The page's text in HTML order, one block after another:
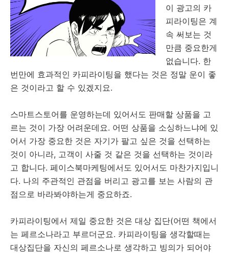
이 광고의 카
피라이팅은 계
속 써보는 것
만큼 중요한게
없습니다. 한
번만에 효과적인 카피라이팅을 했다는 것은 정말 운이 좋
은 것이라고 할 수 있겠지요.
스마트스토어를 운영하는데 있어서도 판매할 상품을 고
르는 것이 가장 어려운데요. 어떤 상품을 소싱하느냐에 있
어서 가장 중요한 것은 자기가 팔고 싶은 것을 선택하는
것이 아니라, 고객이 사줄 것 같은 것을 선택하는 것이라
고 합니다. 페이스북마케팅에서도 있어서도 마찬가지입니
다. 나의 주관적인 관점을 버리고 광고를 보는 사람의 관
점으로 바라봐야하는게 중요하죠.
카피라이팅에서 제일 중요한 것은 대상 집단(어떤 책에서
는 페르소나라고 부르더군요. 카피라이팅을 생각할때는
대상집단을 자신의 페르소나로 생각하고 빙의가 되어야